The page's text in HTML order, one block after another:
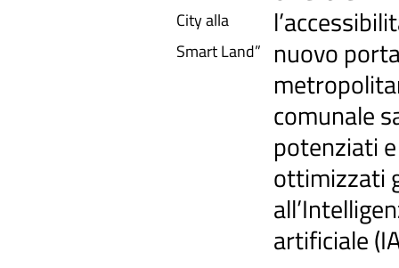
City alla
Smart Land”
nuovo
comunale
potenziati e
ottimizzati
artificiale